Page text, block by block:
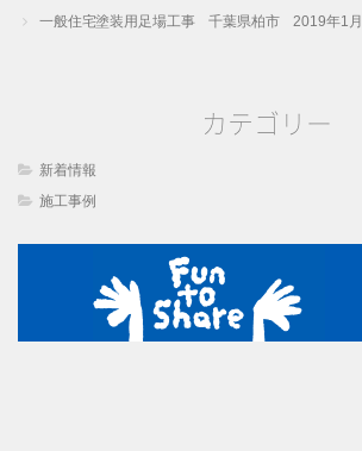
一般住宅塗装用足場工事 千葉県柏市 2019年1月
カテゴリー
新着情報
施工事例